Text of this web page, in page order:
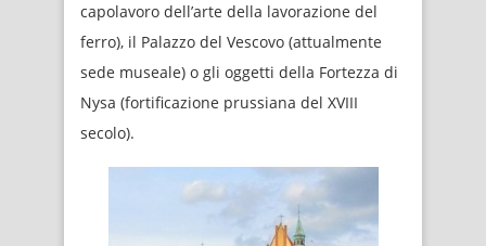
capolavoro dell’arte della lavorazione del
ferro), il Palazzo del Vescovo (attualmente
sede museale) o gli oggetti della Fortezza di
Nysa (fortificazione prussiana del XVIII
secolo).